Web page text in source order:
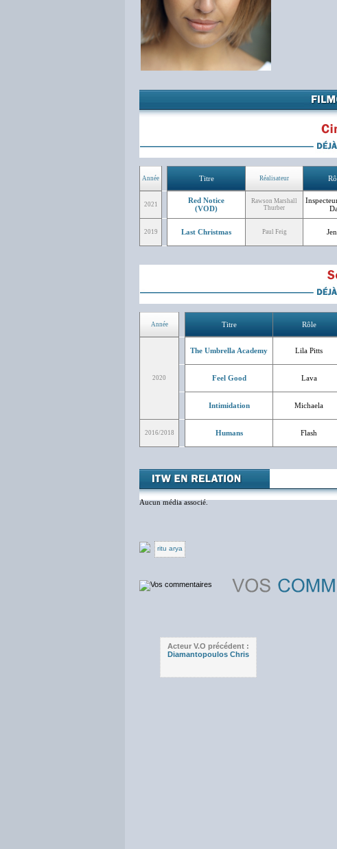
Année Titre Réalisateur
2021
Red Notice
(VOD)
Rawson Marshall
Thurber
2019 Last Christmas Paul Feig
Année Titre Rôle
2020
The Umbrella Academy Lila Pitts
Feel Good Lava
Intimidation Michaela
2016/2018 Humans Flash
Aucun média associé.
ritu arya
Acteur V.O précédent :
Diamantopoulos Chris